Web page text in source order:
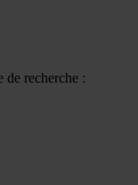
de recherche :